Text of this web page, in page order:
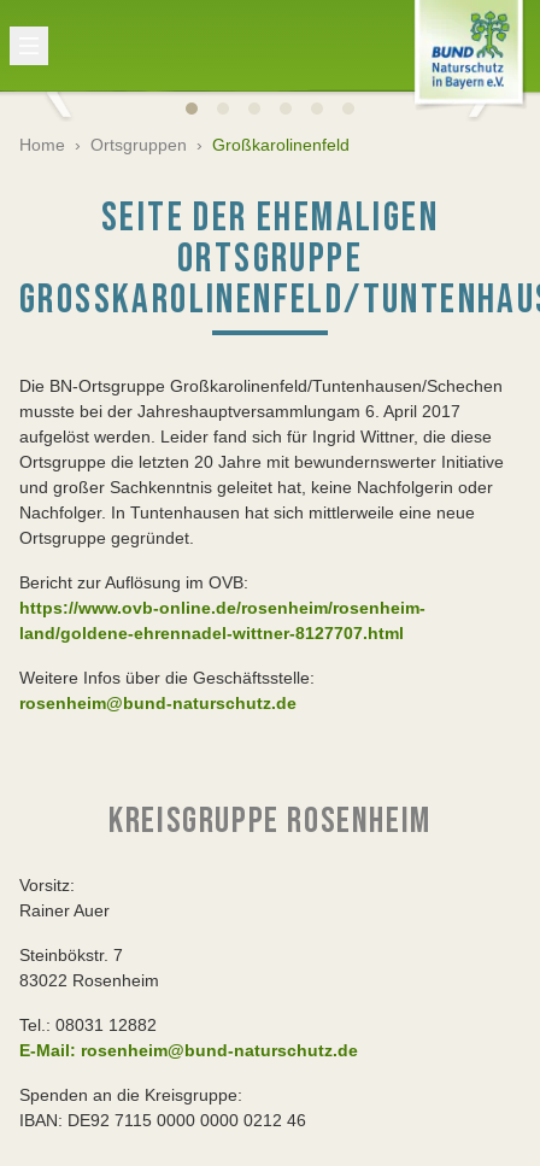
Home › Ortsgruppen › Großkarolinenfeld
SEITE DER EHEMALIGEN
ORTSGRUPPE
GROSSKAROLINENFELD/
Die BN-Ortsgruppe Großkarolinenfeld/Tuntenhausen/Schechen
musste bei der Jahreshauptversammlungam 6. April 2017
aufgelöst werden. Leider fand sich für Ingrid Wittner, die diese
Ortsgruppe die letzten 20 Jahre mit bewundernswerter Initiative
und großer Sachkenntnis geleitet hat, keine Nachfolgerin oder
Nachfolger. In Tuntenhausen hat sich mittlerweile eine neue
Ortsgruppe gegründet.
Bericht zur Auflösung im OVB:
https://www.ovb-online.de/rosenheim/rosenheim-
land/goldene-ehrennadel-wittner-8127707.html
Weitere Infos über die Geschäftsstelle:
rosenheim@bund-naturschutz.de
KREISGRUPPE ROSENHEIM
Vorsitz:
Rainer Auer
Steinbökstr. 7
83022 Rosenheim
Tel.: 08031 12882
E-Mail: rosenheim@bund-naturschutz.de
Spenden an die Kreisgruppe:
IBAN: DE92 7115 0000 0000 0212 46